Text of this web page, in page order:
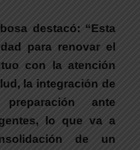
destacó: “Esta
para renovar el
con la atención
la integración de
ante
lo que va a
de un